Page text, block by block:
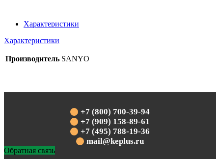
Характеристики
Характеристики
Производитель SANYO
+7 (800) 700-39-94
+7 (909) 158-89-61
+7 (495) 788-19-36
mail@keplus.ru
Обратная связь